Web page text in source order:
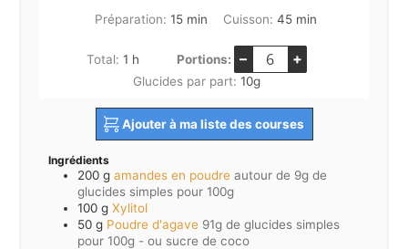
Préparation:15minutes
min Cuisson: 45minutes
min
Total:1 heure
h Portions: – +
Glucides par part: 10g
Ajouter à ma liste des courses
Ingrédients
200 g amandes en poudre autour de 9g de
glucides simples pour 100g
100 g Xylitol
50 g Poudre d'agave 91g de glucides simples
pour 100g - ou sucre de coco